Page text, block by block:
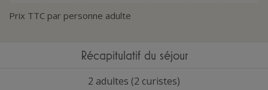
Prix TTC par personne adulte
Récapitulatif du séjour
2 adultes (2 curistes)